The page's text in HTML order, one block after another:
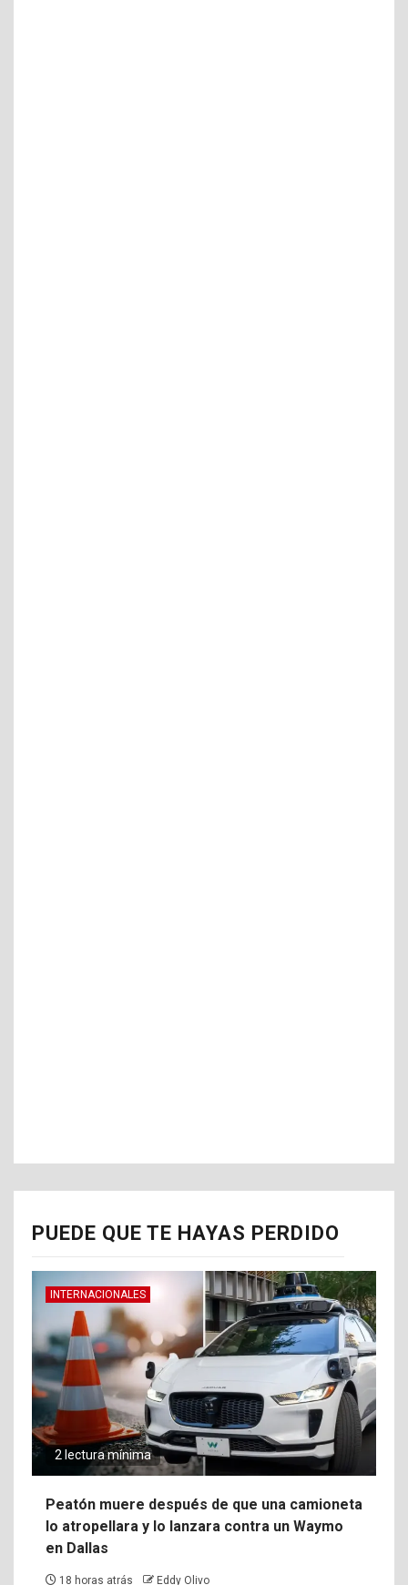
PUEDE QUE TE HAYAS PERDIDO
INTERNACIONALES
2 lectura mínima
Peatón muere después de que una camioneta
lo atropellara y lo lanzara contra un Waymo
en Dallas
18 horas atrás Eddy Olivo